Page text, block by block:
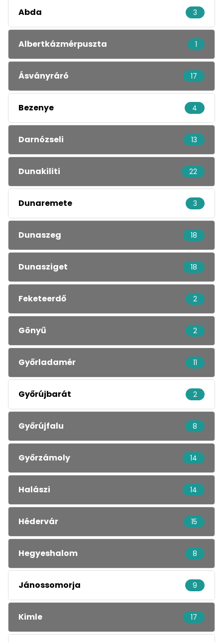
Abda 3
Albertkázmérpuszta 1
Ásványráró 17
Bezenye 4
Darnózseli 13
Dunakiliti 22
Dunaremete 3
Dunaszeg 18
Dunasziget 18
Feketeerdő 2
Gönyű 2
Győrladamér 11
Győrújbarát 2
Győrújfalu 8
Győrzámoly 14
Halászi 14
Hédervár 15
Hegyeshalom 8
Jánossomorja 9
Kimle 17